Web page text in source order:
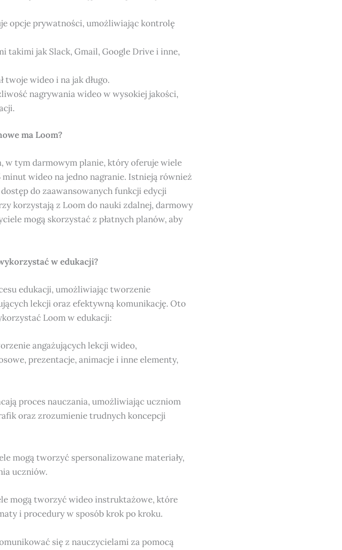
opcje prywatności, umożliwiając kontrolę
takimi jak Slack, Gmail, Google Drive i inne,
twoje wideo i na jak długo.
nagrywania wideo w wysokiej jakości,
ma Loom?
w tym darmowym planie, który oferuje wiele
wideo na jedno nagranie. Istnieją również
do zaawansowanych funkcji edycji
korzystają z Loom do nauki zdalnej, darmowy
mogą skorzystać z płatnych planów, aby
w edukacji?
edukacji, umożliwiając tworzenie
lekcji oraz efektywną komunikację. Oto
Loom w edukacji:
angażujących lekcji wideo,
prezentacje, animacje i inne elementy,
proces nauczania, umożliwiając uczniom
oraz zrozumienie trudnych koncepcji
mogą tworzyć spersonalizowane materiały,
uczniów.
mogą tworzyć wideo instruktażowe, które
i procedury w sposób krok po kroku.
się z nauczycielami za pomocą